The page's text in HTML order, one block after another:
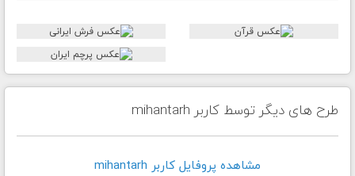
طرح های دیگر توسط کاربر mihantarh
مشاهده پروفايل کاربر mihantarh